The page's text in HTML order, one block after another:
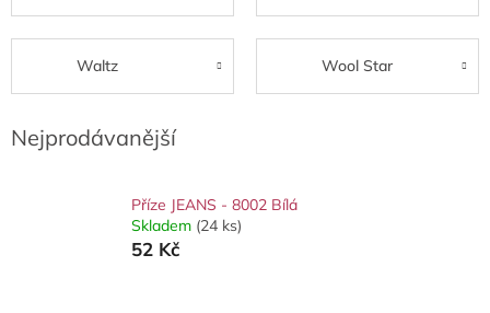
Waltz Wool Star
Nejprodávanější
Příze JEANS - 8002 Bílá
Skladem (24 ks)
52 Kč